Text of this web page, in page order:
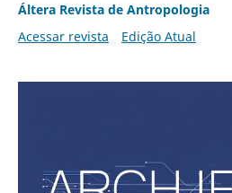
Áltera Revista de Antropologia
Acessar revista
Edição Atual